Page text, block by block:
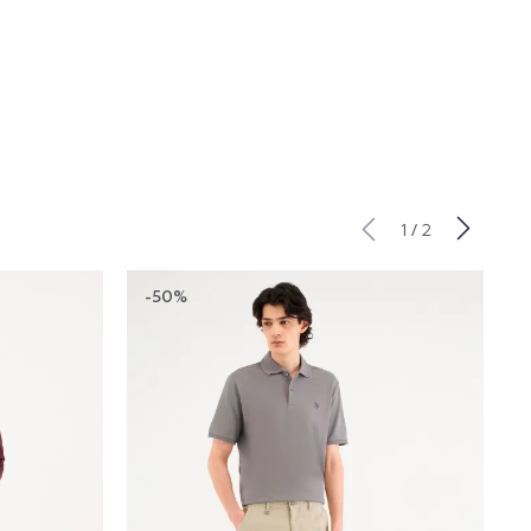
1 / 2
-50%